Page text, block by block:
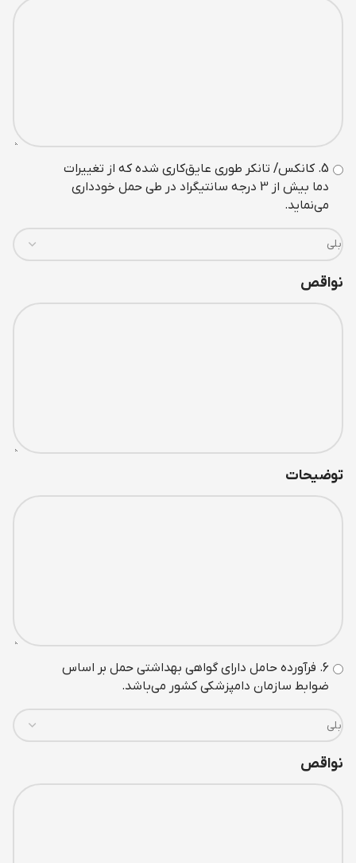
5. کانکس/ تانکر طوری عايق‌کاری شده که از تغييرات
دما بيش از 3 درجه سانتيگراد در طی حمل خودداری
می‌نمايد.
نواقص
توضیحات
6. فرآورده حامل دارای گواهی بهداشتی حمل بر اساس
ضوابط سازمان دامپزشکی کشور می‌باشد.
نواقص